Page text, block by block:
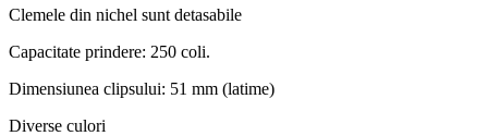
Clemele din nichel sunt detasabile
Capacitate prindere: 250 coli.
Dimensiunea clipsului: 51 mm (latime)
Diverse culori